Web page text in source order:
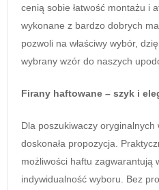
cenią sobie łatwość montażu i
wykonane z bardzo dobrych
pozwoli na właściwy wybór,
wybrany wzór do naszych
Firany haftowane – szyk i
Dla poszukiwaczy
doskonała propozycja.
możliwości haftu zagwarantują
indywidualność wyboru. Bez